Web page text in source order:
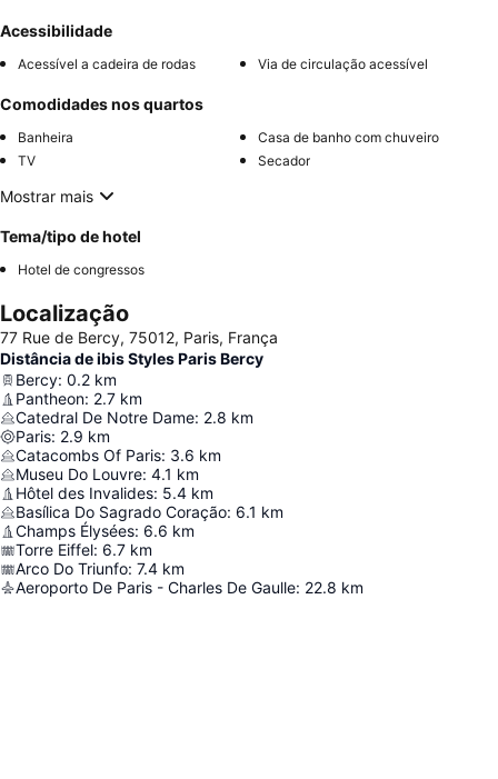
Acessibilidade
Acessível a cadeira de rodas Via de circulação acessível
Comodidades nos quartos
Banheira
Casa de banho com chuveiro
TV
Secador
Mostrar mais
Tema/tipo de hotel
Hotel de congressos
Localização
77 Rue de Bercy, 75012, Paris, França
Distância de ibis Styles Paris Bercy
Bercy: 0.2 km
Pantheon: 2.7 km
Catedral De Notre Dame: 2.8 km
Paris: 2.9 km
Catacombs Of Paris: 3.6 km
Museu Do Louvre: 4.1 km
Hôtel des Invalides: 5.4 km
Basílica Do Sagrado Coração: 6.1 km
Champs Élysées: 6.6 km
Torre Eiffel: 6.7 km
Arco Do Triunfo: 7.4 km
Aeroporto De Paris - Charles De Gaulle: 22.8 km